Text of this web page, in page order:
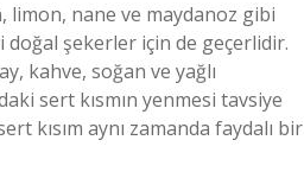
limon, nane ve maydanoz gibi
doğal şekerler için de geçerlidir.
kahve, soğan ve yağlı
sert kısmın yenmesi tavsiye
kısım aynı zamanda faydalı bir